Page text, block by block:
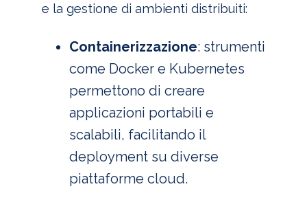
e la gestione di ambienti distribuiti:
Containerizzazione: strumenti
come Docker e Kubernetes
permettono di creare
applicazioni portabili e
scalabili, facilitando il
deployment su diverse
piattaforme cloud.